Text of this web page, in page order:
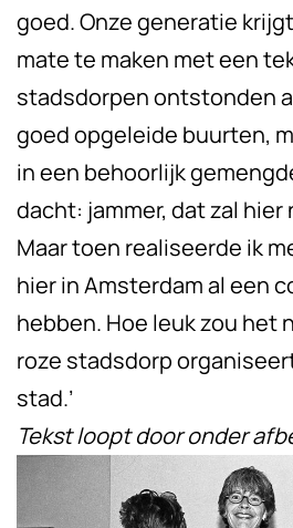
goed. Onze generatie
mate te maken met een
stadsdorpen ontstonden
goed opgeleide buurten,
in een behoorlijk
dacht: jammer, dat zal
Maar toen realiseerde ik
hier in Amsterdam al een
hebben. Hoe leuk zou het
roze stadsdorp
stad.’
Tekst loopt door onder